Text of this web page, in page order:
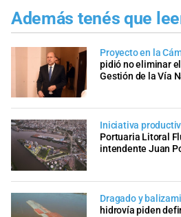
Además tenés que
Proyecto en la
pidió no eliminar
Gestión de la Vía
Iniciativa
Portuaria Litoral
intendente Juan
Dragado y
hidrovía piden